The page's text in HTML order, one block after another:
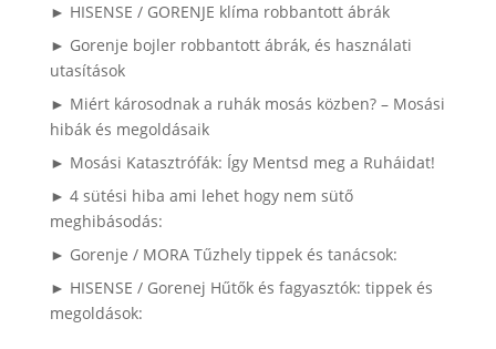
► HISENSE / GORENJE klíma robbantott ábrák
► Gorenje bojler robbantott ábrák, és használati
utasítások
► Miért károsodnak a ruhák mosás közben? – Mosási
hibák és megoldásaik
► Mosási Katasztrófák: Így Mentsd meg a Ruháidat!
► 4 sütési hiba ami lehet hogy nem sütő
meghibásodás:
► Gorenje / MORA Tűzhely tippek és tanácsok:
► HISENSE / Gorenej Hűtők és fagyasztók: tippek és
megoldások: